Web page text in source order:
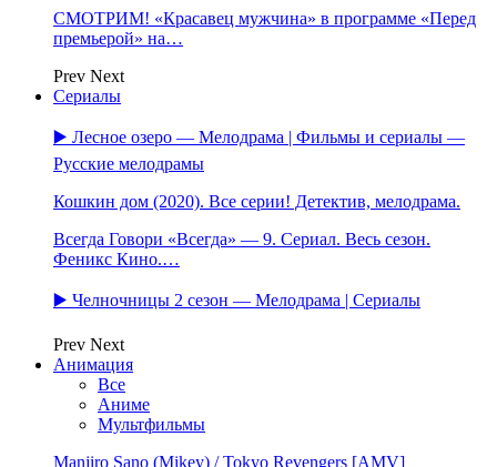
СМОТРИМ! «Красавец мужчина» в программе «Перед
премьерой» на…
Prev Next
Сериалы
▶️ Лесное озеро — Мелодрама | Фильмы и сериалы —
Русские мелодрамы
Кошкин дом (2020). Все серии! Детектив, мелодрама.
Всегда Говори «Всегда» — 9. Сериал. Весь сезон.
Феникс Кино.…
▶️ Челночницы 2 сезон — Мелодрама | Сериалы
Prev Next
Анимация
Все
Аниме
Мультфильмы
Manjiro Sano (Mikey) / Tokyo Revengers [AMV]